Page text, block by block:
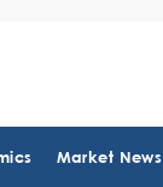
Market News